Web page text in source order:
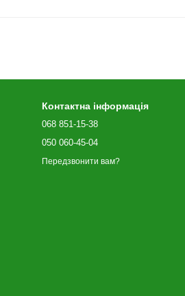
Контактна інформація
068 851-15-38
050 060-45-04
Передзвонити вам?